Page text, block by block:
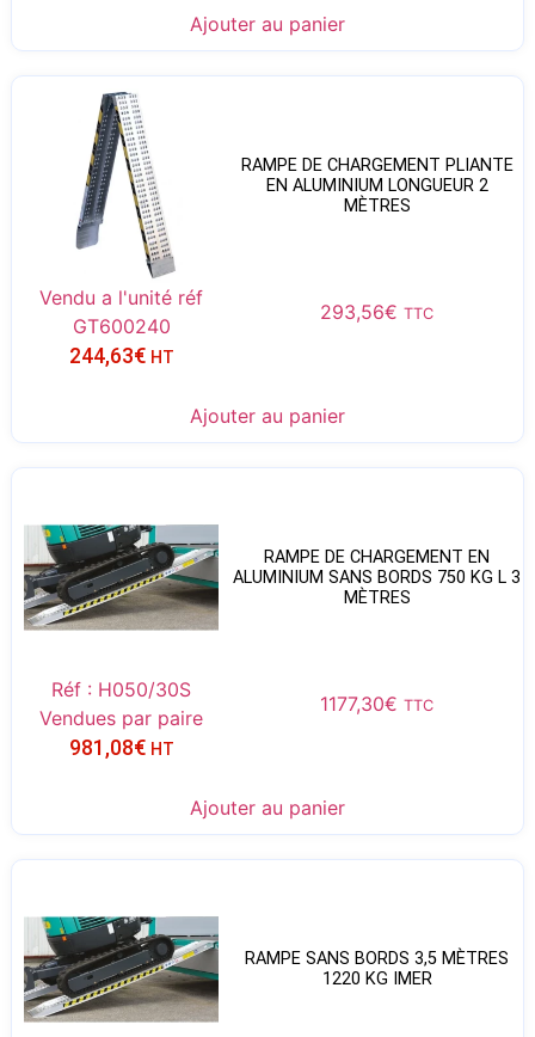
Ajouter au panier
RAMPE DE CHARGEMENT PLIANTE
EN ALUMINIUM LONGUEUR 2
MÈTRES
Vendu a l'unité réf
GT600240
293,56€ TTC
244,63€ HT
Ajouter au panier
RAMPE DE CHARGEMENT EN
ALUMINIUM SANS BORDS 750 KG L 3
MÈTRES
Réf : H050/30S
Vendues par paire
1177,30€ TTC
981,08€ HT
Ajouter au panier
RAMPE SANS BORDS 3,5 MÈTRES
1220 KG IMER